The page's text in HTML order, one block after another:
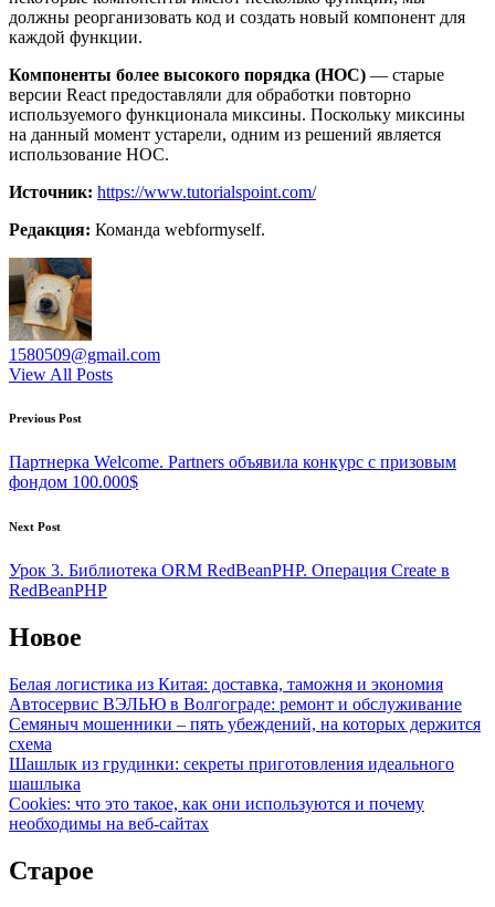
должны реорганизовать код и создать новый компонент для
каждой функции.
Компоненты более высокого порядка (HOC) — старые
версии React предоставляли для обработки повторно
используемого функционала миксины. Поскольку миксины
на данный момент устарели, одним из решений является
использование HOC.
Источник: https://www.tutorialspoint.com/
Редакция: Команда webformyself.
1580509@gmail.com
View All Posts
Post
navigation
Previous Post
Партнерка Welcome. Partners объявила конкурс с призовым
фондом 100.000$
Next Post
Урок 3. Библиотека ORM RedBeanPHP. Операция Create в
RedBeanPHP
Новое
Белая логистика из Китая: доставка, таможня и экономия
Автосервис ВЭЛЬЮ в Волгограде: ремонт и обслуживание
Семяныч мошенники – пять убеждений, на которых держится
схема
Шашлык из грудинки: секреты приготовления идеального
шашлыка
Cookies: что это такое, как они используются и почему
необходимы на веб-сайтах
Старое